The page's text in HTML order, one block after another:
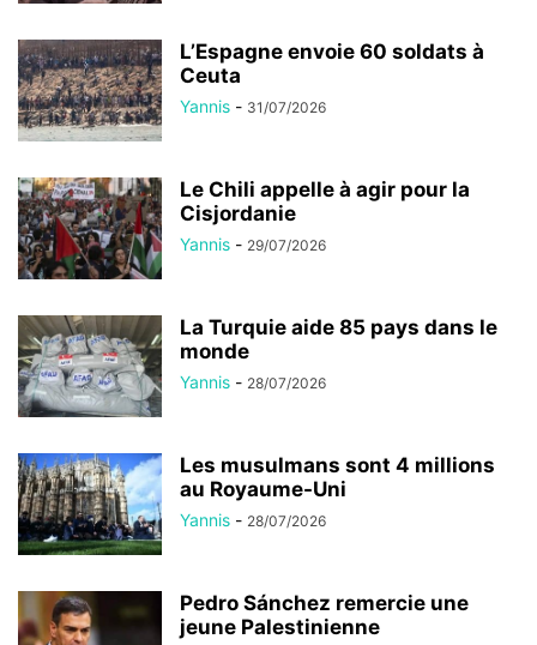
L’Espagne envoie 60 soldats à
Ceuta
Yannis - 31/07/2026
Le Chili appelle à agir pour la
Cisjordanie
Yannis - 29/07/2026
La Turquie aide 85 pays dans le
monde
Yannis - 28/07/2026
Les musulmans sont 4 millions
au Royaume-Uni
Yannis - 28/07/2026
Pedro Sánchez remercie une
jeune Palestinienne